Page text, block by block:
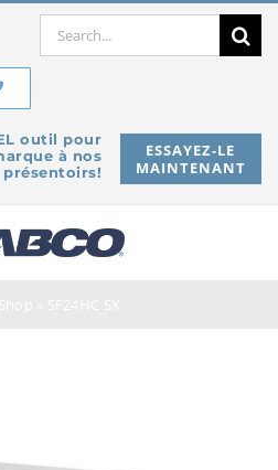
Search
outil pour
à nos
présentoirs!
ESSAYEZ-LE
MAINTENANT